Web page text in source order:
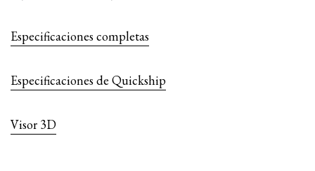
Especificaciones completas
Especificaciones de Quickship
Visor 3D